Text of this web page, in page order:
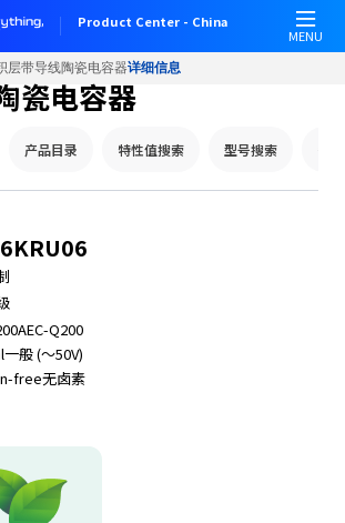
Product Center - China
MENU
层带导线陶瓷电容器详细信息
瓷电容器
产品目录 特性值搜索 型号搜索
AEC-Q200
一般 (～50V)
free无卤素